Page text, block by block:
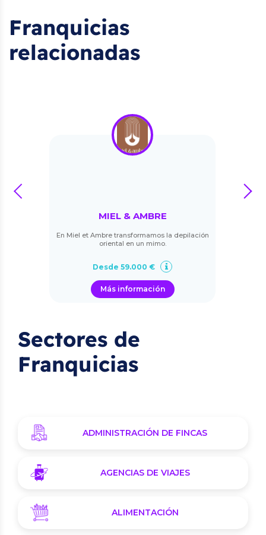
Franquicias
relacionadas
MIEL & AMBRE
En Miel et Ambre transformamos la depilación
oriental en un mimo.
Desde 59.000 €
Más información
prev next
Sectores de
Franquicias
ADMINISTRACIÓN DE FINCAS
AGENCIAS DE VIAJES
ALIMENTACIÓN